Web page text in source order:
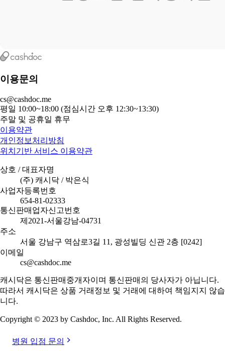
이용문의
cs@cashdoc.me
평일 10:00~18:00 (점심시간 오후 12:30~13:30)
주말 및 공휴일 휴무
이용약관
개인정보처리방침
위치기반 서비스 이용약관
상호 / 대표자명
(주) 캐시닥 / 박은식
사업자등록번호
654-81-02333
통신판매업자신고번호
제2021-서울강남-04731
주소
서울 강남구 역삼로3길 11, 광성빌딩 신관 2층 [0242]
이메일
cs@cashdoc.me
캐시닥은 통신판매중개자이며 통신판매의 당사자가 아닙니다.
따라서 캐시닥은 상품 거래정보 및 거래에 대하여 책임지지 않습
니다.
Copyright © 2023 by Cashdoc, Inc. All Rights Reserved.
병원 입점 문의